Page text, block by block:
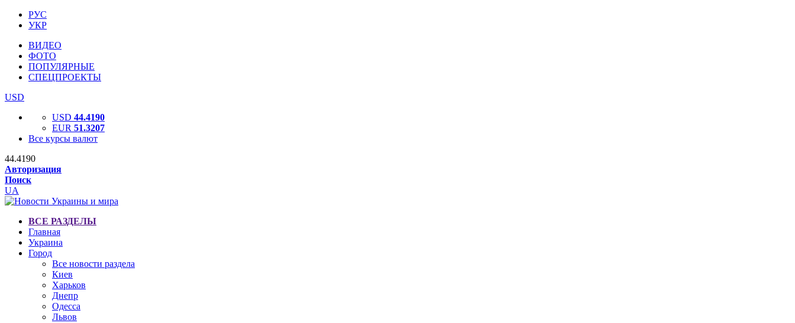
РУС
УКР
ВИДЕО
ФОТО
ПОПУЛЯРНЫЕ
СПЕЦПРОЕКТЫ
USD
USD 44.4190
EUR 51.3207
Все курсы валют
44.4190
Авторизация
Поиск
UA
ВСЕ РАЗДЕЛЫ
Главная
Украина
Город
Все новости раздела
Киев
Харьков
Днепр
Одесса
Львов